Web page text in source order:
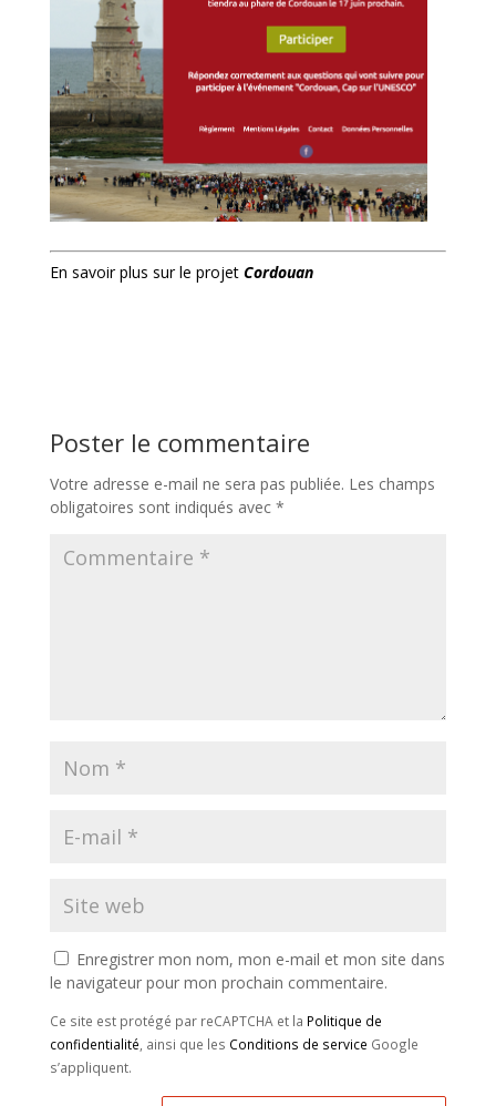
En savoir plus sur le projet Cordouan
Poster le commentaire
Votre adresse e-mail ne sera pas publiée. Les champs
obligatoires sont indiqués avec *
Enregistrer mon nom, mon e-mail et mon site dans
le navigateur pour mon prochain commentaire.
Ce site est protégé par reCAPTCHA et la Politique de
confidentialité , ainsi que les Conditions de service Google
s’appliquent.